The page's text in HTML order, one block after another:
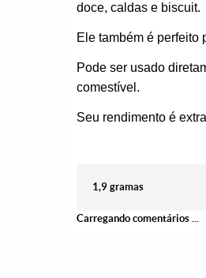
doce, caldas e biscuit.
Ele também é perfeito
Pode ser usado
comestível.
Seu rendimento é
1,9 gramas
Carregando comentários ...